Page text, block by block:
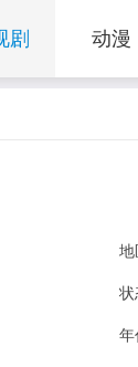
剧 动漫
地
状
年